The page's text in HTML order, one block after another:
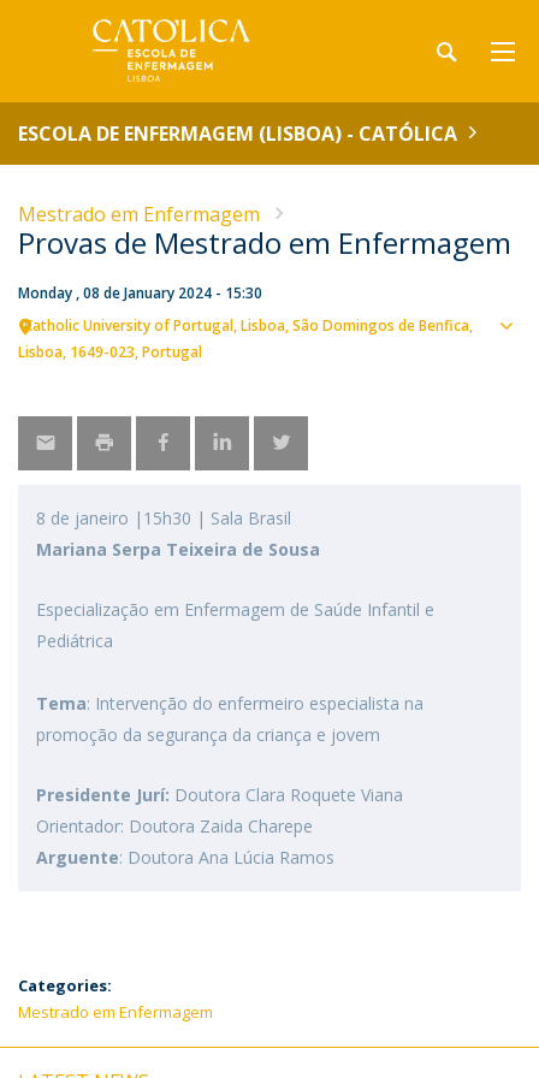
ESCOLA DE ENFERMAGEM (LISBOA) - CATÓLICA
Mestrado em Enfermagem
Provas de Mestrado em Enfermagem
Monday , 08 de January 2024 - 15:30
Catholic University of Portugal Lisboa São Domingos de Benfica,
Lisboa 1649-023 Portugal
8 de janeiro |15h30 | Sala Brasil
Mariana Serpa Teixeira de Sousa
Especialização em Enfermagem de Saúde Infantil e
Pediátrica
Tema: Intervenção do enfermeiro especialista na
promoção da segurança da criança e jovem
Presidente Jurí: Doutora Clara Roquete Viana
Orientador: Doutora Zaida Charepe
Arguente: Doutora Ana Lúcia Ramos
Categories:
Mestrado em Enfermagem